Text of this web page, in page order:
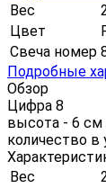
Вес
Цвет
Свеча номер
Подробные
Обзор
Цифра 8
высота - 6 см
количество в
Вес